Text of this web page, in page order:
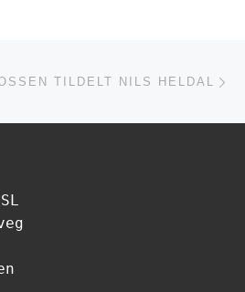
TILDELT NILS HELDAL